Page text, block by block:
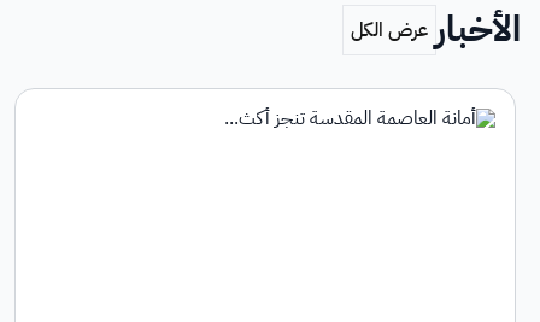
الأخبار